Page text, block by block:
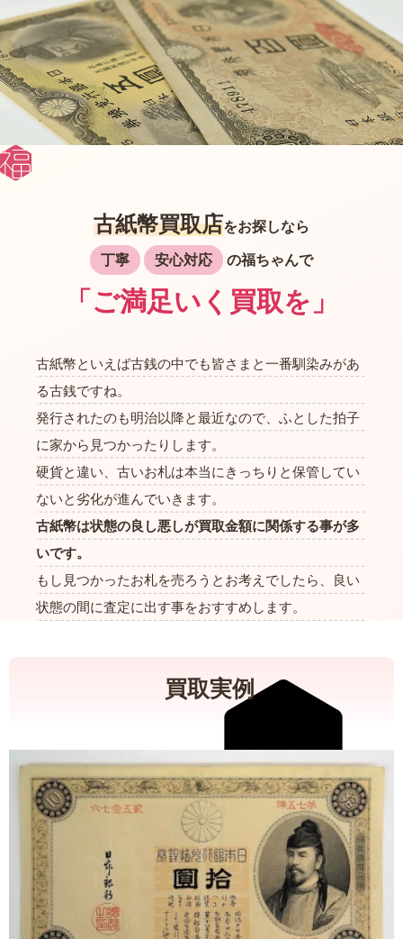
古紙幣買取店をお探しなら
丁寧 安心対応 の福ちゃんで
「ご満足いく買取を」
古紙幣といえば古銭の中でも皆さまと一番馴染みがあ
る古銭ですね。
発行されたのも明治以降と最近なので、ふとした拍子
に家から見つかったりします。
硬貨と違い、古いお札は本当にきっちりと保管してい
ないと劣化が進んでいきます。
古紙幣は状態の良し悪しが買取金額に関係する事が多
いです。
もし見つかったお札を売ろうとお考えでしたら、良い
状態の間に査定に出す事をおすすめします。
買取実例